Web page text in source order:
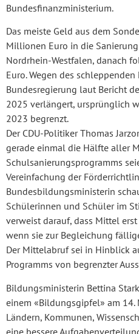
Bundesfinanzministerium.
Das meiste Geld aus dem
Millionen Euro in die
Nordrhein-Westfalen, danach
Euro. Wegen des
Bundesregierung laut Bericht
2025 verlängert, ursprünglich
2023 begrenzt.
Der CDU-Politiker Thomas
gerade einmal die Hälfte aller
Schulsanierungsprogramms
Vereinfachung der
Bundesbildungsministerin
Schülerinnen und Schüler im
verweist darauf, dass Mittel
wenn sie zur Begleichung
Der Mittelabruf sei in Hinblick
Programms von begrenzter
Bildungsministerin Bettina
einem «Bildungsgipfel» am 14.
Ländern, Kommunen,
eine bessere